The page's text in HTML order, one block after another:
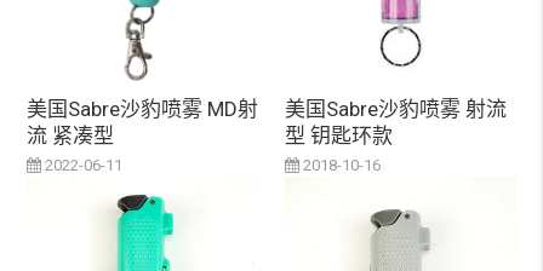
美国Sabre沙豹喷雾 MD射
流 紧凑型
2022-06-11
美国Sabre沙豹喷雾 射流
型 钥匙环款
2018-10-16